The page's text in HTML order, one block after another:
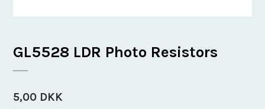
GL5528 LDR Photo Resistors
5,00 DKK